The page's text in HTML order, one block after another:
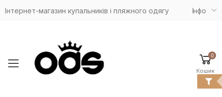
Інтернет-магазин купальників і пляжного одягу Iнфо
Toggle mobile menu
0
Кошик